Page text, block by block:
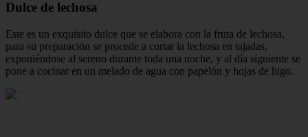
Dulce de lechosa
Este es un exquisito dulce que se elabora con la fruta de lechosa,
para su preparación se procede a cortar la lechosa en tajadas,
exponiéndose al sereno durante toda una noche, y al día siguiente se
pone a cocinar en un melado de agua con papelón y hojas de higo.